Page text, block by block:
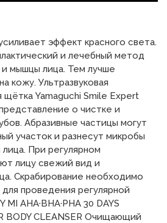
эффект красного света.
и лечебный метод
мышцы лица. Тем лучше
кожу. Ультразвуковая
щётка Yamaguchi Smile Expert
о чистке и
Абразивные частицы могут
участок и разнесут микробы
При регулярном
лицу свежий вид и
Скрабирование необходимо
проведения регулярной
AHA·BHA·PHA 30 DAYS
BODY CLEANSER Очищающий